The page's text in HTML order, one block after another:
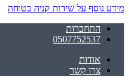
מידע נוסף על שירות קניה בטוחה
התחברות
0507752537
אודות
צרו קשר